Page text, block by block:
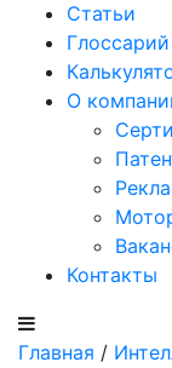
Статьи
Глоссарий
О
Контакты
Главная /